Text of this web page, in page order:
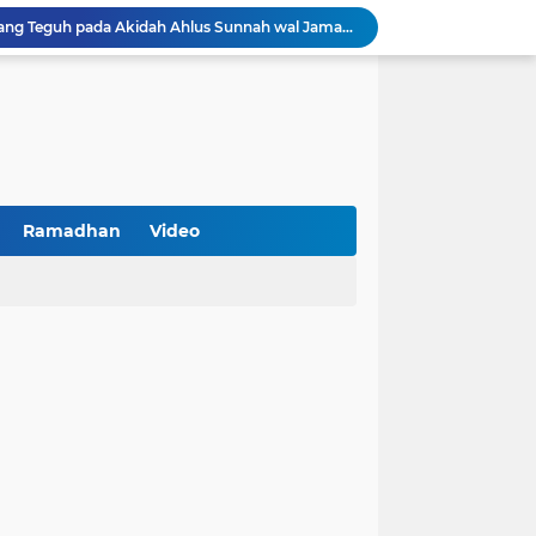
Borong Prestasi, Satlantas Polres Sampang Dinobatkan Terbaik II Input Data Digital Semester 1/2026
Kikin Siapkan Program untuk Memajukan NU
Pengemudi Ditangkap
Ramadhan Video